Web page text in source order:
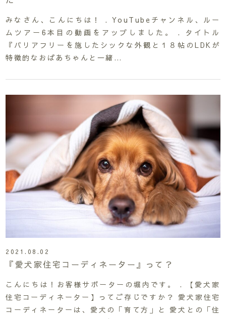
みなさん、こんにちは！ . YouTubeチャンネル、ルー
ムツアー6本目の動画をアップしました。 . タイトル
『バリアフリーを施したシックな外観と１８帖のLDKが
特徴的なおばあちゃんと一緒…
2021.08.02
『愛犬家住宅コーディネーター』って？
こんにちは！お客様サポーターの堀内です。 . 【愛犬家
住宅コーディネーター】ってご存じですか？ 愛犬家住宅
コーディネーターは、愛犬の「育て方」と 愛犬との「住